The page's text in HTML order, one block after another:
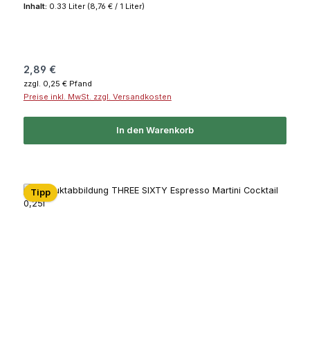
Inhalt: 0.33 Liter (8,76 € / 1 Liter)
Regulärer Preis:
2,89 €
zzgl. 0,25 € Pfand
Preise inkl. MwSt. zzgl. Versandkosten
In den Warenkorb
Tipp